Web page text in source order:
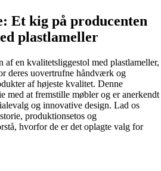
Et kig på producenten
plastlameller
af en kvalitetsliggestol med plastlameller,
deres uovertrufne håndværk og
af højeste kvalitet. Denne
med at fremstille møbler og er anerkendt
og innovative design. Lad os
produktionsetos og
hvorfor de er det oplagte valg for